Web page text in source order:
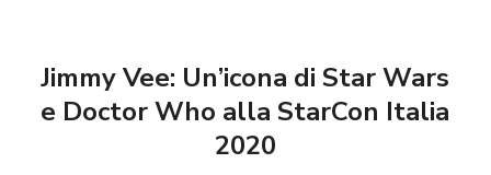
Jimmy Vee: Un’icona di Star Wars
e Doctor Who alla StarCon Italia
2020